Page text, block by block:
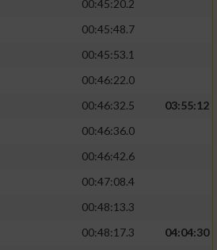
00:45:20.2
00:45:48.7
00:45:53.1
00:46:22.0
00:46:32.5
03:55:12
00:46:36.0
00:46:42.6
00:47:08.4
00:48:13.3
00:48:17.3
04:04:30
durch Statistiken
Daten aus